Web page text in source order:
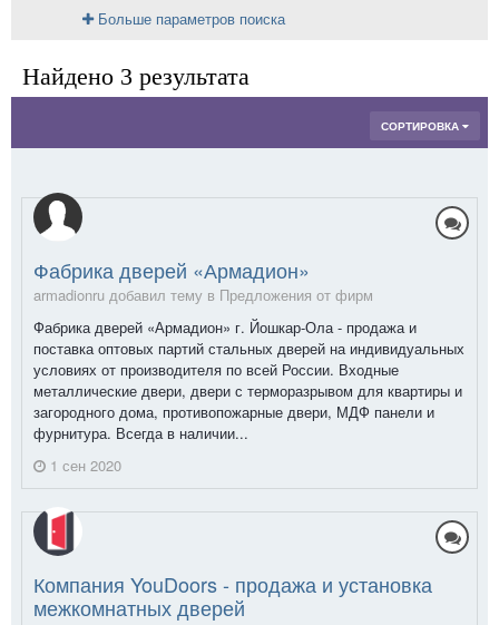
Больше параметров поиска
Найдено 3 результата
СОРТИРОВКА
Фабрика дверей «Армадион»
armadionru добавил тему в Предложения от фирм
Фабрика дверей «Армадион» г. Йошкар-Ола - продажа и
поставка оптовых партий стальных дверей на индивидуальных
условиях от производителя по всей России. Входные
металлические двери, двери с терморазрывом для квартиры и
загородного дома, противопожарные двери, МДФ панели и
фурнитура. Всегда в наличии...
1 сен 2020
Компания YouDoors - продажа и установка
межкомнатных дверей